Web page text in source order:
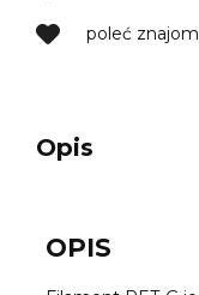
poleć
Opis
OPIS